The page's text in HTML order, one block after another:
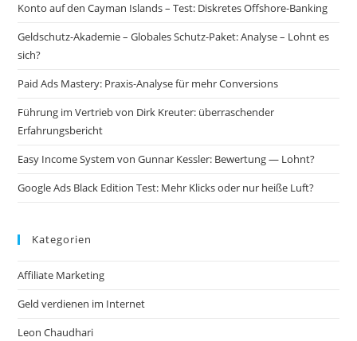
Konto auf den Cayman Islands – Test: Diskretes Offshore-Banking
Geldschutz-Akademie – Globales Schutz-Paket: Analyse – Lohnt es
sich?
Paid Ads Mastery: Praxis-Analyse für mehr Conversions
Führung im Vertrieb von Dirk Kreuter: überraschender
Erfahrungsbericht
Easy Income System von Gunnar Kessler: Bewertung — Lohnt?
Google Ads Black Edition Test: Mehr Klicks oder nur heiße Luft?
Kategorien
Affiliate Marketing
Geld verdienen im Internet
Leon Chaudhari